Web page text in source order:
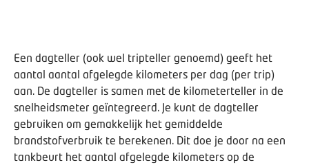
Een dagteller (ook wel tripteller genoemd) geeft het
aantal aantal afgelegde kilometers per dag (per trip)
aan. De dagteller is samen met de kilometerteller in de
snelheidsmeter geïntegreerd. Je kunt de dagteller
gebruiken om gemakkelijk het gemiddelde
brandstofverbruik te berekenen. Dit doe je door na een
tankbeurt het aantal afgelegde kilometers op de